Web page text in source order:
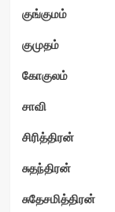
குங்குமம்
குமுதம்
கோகுலம்
சாவி
சிரித்திரன்
சுதந்திரன்
சுதேசமித்திரன்